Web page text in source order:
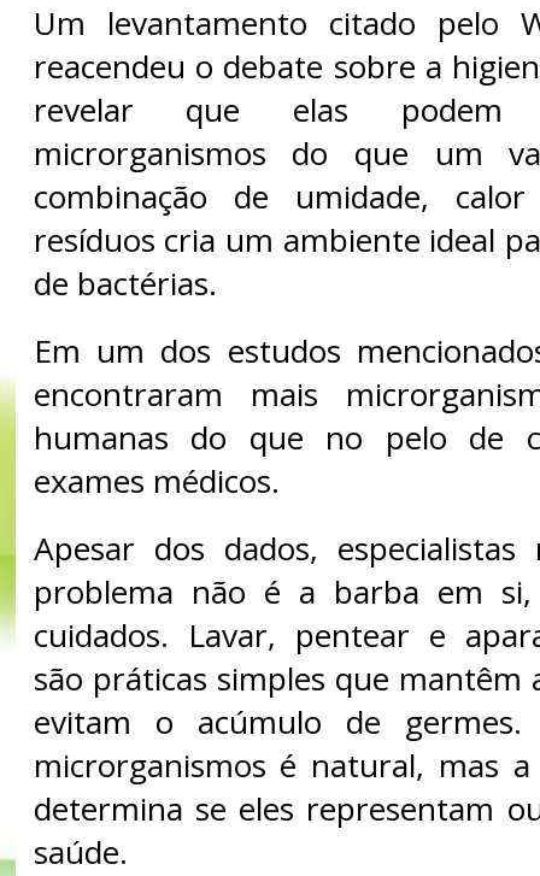
Um levantamento citado pelo
reacendeu o debate sobre a
revelar que elas podem
microrganismos do que um
combinação de umidade,
resíduos cria um ambiente ideal
de bactérias.
Em um dos estudos
encontraram mais
humanas do que no pelo de
exames médicos.
Apesar dos dados,
problema não é a barba em
cuidados. Lavar, pentear e
são práticas simples que mantêm
evitam o acúmulo de
microrganismos é natural, mas
determina se eles representam
saúde.